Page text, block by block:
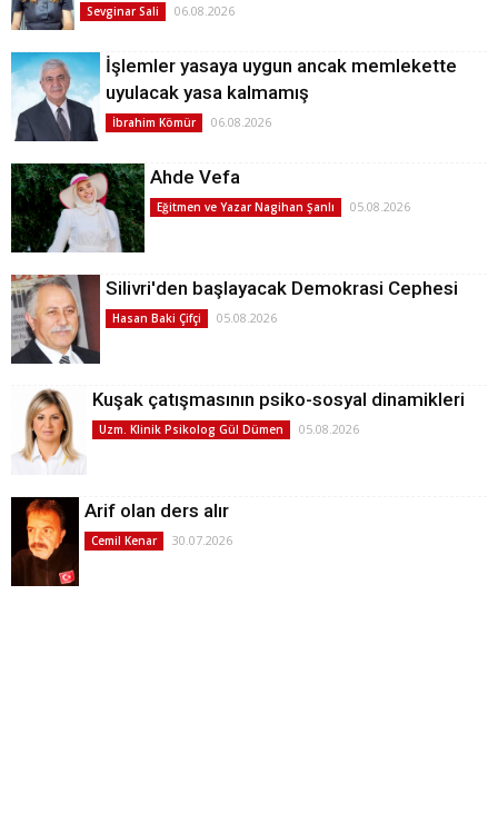
Sevginar Sali 06.08.2026
İşlemler yasaya uygun ancak memlekette
uyulacak yasa kalmamış
İbrahim Kömür 06.08.2026
Ahde Vefa
Eğitmen ve Yazar Nagihan Şanlı 05.08.2026
Silivri'den başlayacak Demokrasi Cephesi
Hasan Baki Çifçi 05.08.2026
Kuşak çatışmasının psiko-sosyal dinamikleri
Uzm. Klinik Psikolog Gül Dümen 05.08.2026
Arif olan ders alır
Cemil Kenar 30.07.2026